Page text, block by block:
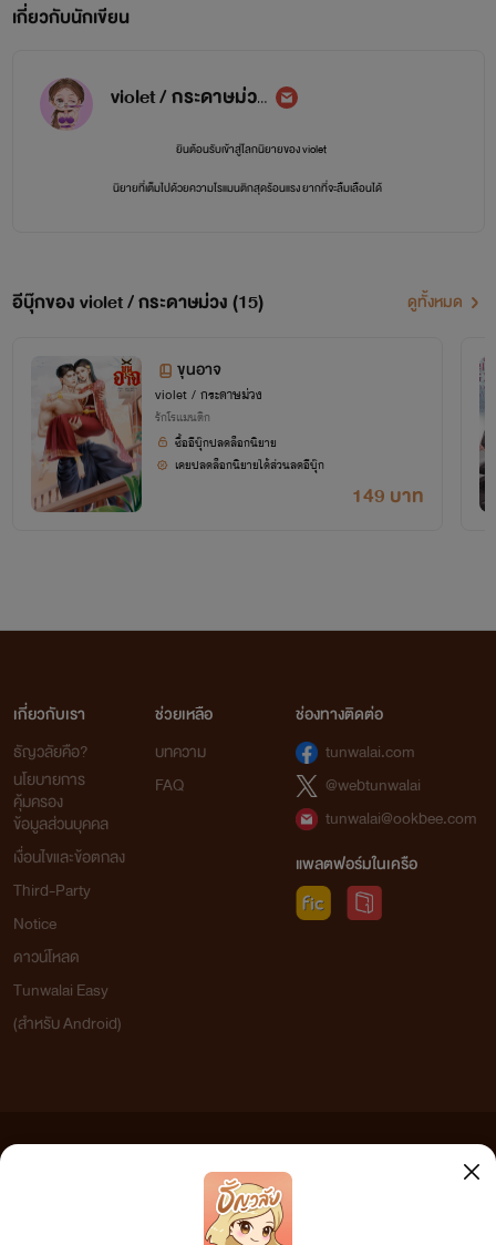
เกี่ยวกับนักเขียน
violet / กระดาษม่วง
ยินต้อนรับเข้าสู่โลกนิยายของ violet
นิยายที่เต็มไปด้วยความโรแมนติกสุดร้อนแรง ยากที่จะลืมเลือนได้
นามปากกาvioletเขียนแนว
อีบุ๊กของ violet / กระดาษม่วง (15) ดูทั้งหมด
ขุนอาจ
violet / กระดาษม่วง
รักโรแมนติก
149 บาท
ซื้ออีบุ๊กปลดล็อกนิยาย
เคยปลดล็อกนิยายได้ส่วนลดอีบุ๊ก
เกี่ยวกับเรา
ธัญวลัยคือ?
นโยบายการ
คุ้มครอง
ข้อมูลส่วนบุคคล
เงื่อนไขและข้อตกลง
Third-Party
Notice
ดาวน์โหลด
Tunwalai Easy
(สำหรับ Android)
ช่วยเหลือ
บทความ
FAQ
ช่องทางติดต่อ
tunwalai.com
@webtunwalai
tunwalai@ookbee.com
แพลตฟอร์มในเครือ
เว็บไซต์แห่งนี้ไม่ได้เห็นด้วยและไม่ขอรับผิดชอบต่อข้อความใดๆ ทั้งสิ้น ดังนั้นผู้อ่านทุกท่านโปรดใช้
วิจารณญาณในการกลั่นกรองด้วยตนเอง และหากท่านพบข้อความใดๆ ที่ขัดต่อกฎหมายและศีลธรรม
กรุณาแจ้งมาที่ tunwalai@ookbee.com เพื่อทีมงานจะได้ดำเนินการในทันที ทั้งนี้ ทางเว็บไซต์ขอสงวน